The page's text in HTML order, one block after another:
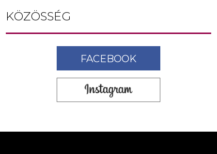
KÖZÖSSÉG
FACEBOOK